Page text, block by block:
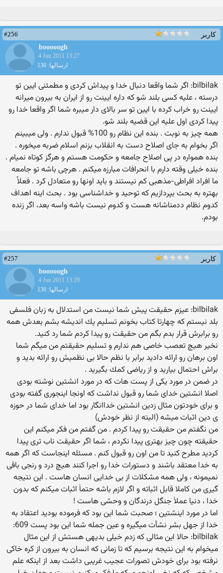
کاربر
#256
booooogh
4 Jun 2011 13:27
ارسالها: 130
bilbilak: اگر شما واقعا دنبال خدا و پیداش کردی و مطمئنی ایین تو
درسته ، علیه کسی بلند شو که داره ایینت رو از ایران به بیرون میرانه
ایینت رو خراب کرده با ایین تو سر بالای دار میبره شما اگر واقعا خدا رو
پیدا کردی اول علیه این قضیه بلند شو.
همه چیز به نوبت . بنده این نظام رو 100% قبول ندارم . ولی میبینم
اگر بخوام به جای اصلاح دست به انقلاب بزنم اسلام ضربه میخوره .
بنده همواره در پی اصلاح جامعه و حکومت هستم و هرگز کوتاه نمیام .
بنده خیلی وقته دارم با انحرافات مبارزه میکنم . هرچی باشه تو جامعه
ما افراد افراطی-مذهبی کم نیستند و باید اونها رو متعادل کرد . فعلاً
بهتره به بحث بپردازیم که توحید و خداشناسی بود . بحث اینه اهداف
کدوم نظام ددمناشانه هست و کدوم نیست باشه واسه بعد، اگر زنده
بودم.
کاربر
#257
booooogh
4 Jun 2011 13:29
ارسالها: 130
bilbilak: عیزم حقیقت پیش شما نیست من استدلال به زبان فلسفی
بلد نیستم كه چهارتا كتاب بخونم تسلیم یك اندیشه بشم بعدش همه
رو برابرش قرار بدم بگم من حقیقت رو پیدا كردم شما رد كنید.
نخیر هیچ تعصب خاصی هم ندارم و تسلیم حقیقتم من میگم شما
اون برهان رو ارائه دادید برابر با نظم حالا بی نظمیش رو ارائه بدید و
براش احتمال بیارید و از ریاضی كمك بگیرید .
در ضمن در مورد یكی از پست هات كه در مورد انشتین نوشته بودی
اصلا انشتین خدای شما رو قبول نداشت كه اونجا اینجوری گفته بودی
و برای خودتون مثال زدین انشتین خداانگار بود اما خدای شما در حوزه
ی دین اثبات میشه (البته از نظر خودش)
من نگفتم من حقیقت رو پیدا كردم . من گفتم من فكر میكنم این
حقیقته چون چیز بهتری پیدا نكردم ، شما اگر حقیقت ناب تری پیدا
كردید مطرح كنید تا من اون رو قبول كنم . مسئله اینجاست كه اگر همه
به خدا معتقد باشند و دستورات خدا رو اجرا كنند هیچ درد و رنجی باقی
نمیمونه ، ولی همه مشكلات از بی خدایی انسان هاست . این نتیجه
گیری من كاملا قابل اثباته و اگر لازم باشه حتماَ اثبات میكنم كه بدون
خدا ، دنیا عملاَ جنگل درندگان و وحشی هاست !
اما در مورد اینشتین ؛ صحبت شما این بود كه فرموده بودید اعتقاد به
خدا از جهل بشر نشأت میگیره و عین جمله شما این بود پست 609:
bilbilak: حالا این مثالی که زدم خیلی بدیهی هستش از این مثال
میخوام به این نتیجه برسیم که تا زمانی که انسان به بیرون از کره خاکی
نرفته بود برای خودش تصورات عجیب غریبی داشت بعد از اینکه علم